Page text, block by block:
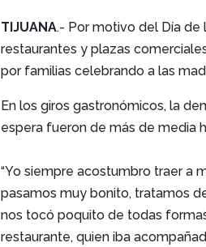
TIJUANA.- Por motivo del Día de
restaurantes y plazas
por familias celebrando a las
En los giros gastronómicos, la
espera fueron de más de media
“Yo siempre acostumbro traer a
pasamos muy bonito, tratamos
nos tocó poquito de todas
restaurante, quien iba